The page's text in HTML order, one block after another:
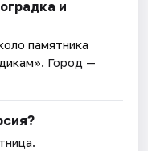
и
памятника
. Город —